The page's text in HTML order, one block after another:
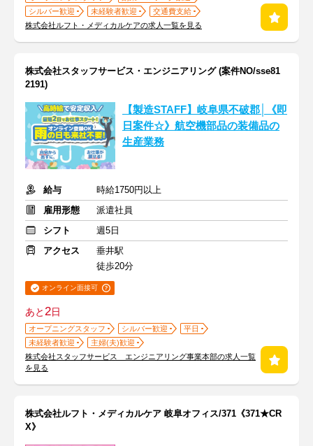
シルバー歓迎
未経験者歓迎
交通費支給
株式会社ルフト・メディカルケアの求人一覧を見る
株式会社スタッフサービス・エンジニアリング (案件NO/sse81
2191)
【製造STAFF】岐阜県不破郡│《即
日案件☆》航空機部品の装備品の
生産業務
給与
時給1750円以上
雇用形態
派遣社員
シフト
週5日
アクセス
垂井駅
徒歩20分
オンライン面接可
あと2日
オープニングスタッフ シルバー歓迎
平日
未経験者歓迎
主婦(夫)歓迎
株式会社スタッフサービス エンジニアリング事業本部の求人一覧
を見る
株式会社ルフト・メディカルケア 岐阜オフィス/371《371★CR
X》